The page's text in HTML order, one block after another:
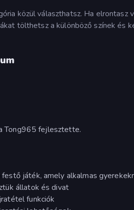
közül választhatsz. Ha elrontasz
tölthetsz a különböző színek és
Tong965 fejlesztette.
játék, amely alkalmas
állatok és divat
funkciók